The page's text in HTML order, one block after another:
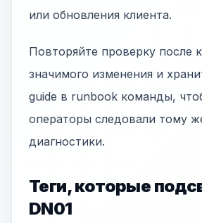
или обновления клиента.
Повторяйте проверку после
значимого изменения и
guide в runbook команды,
операторы следовали тому
диагностики.
Теги, которые
DN01